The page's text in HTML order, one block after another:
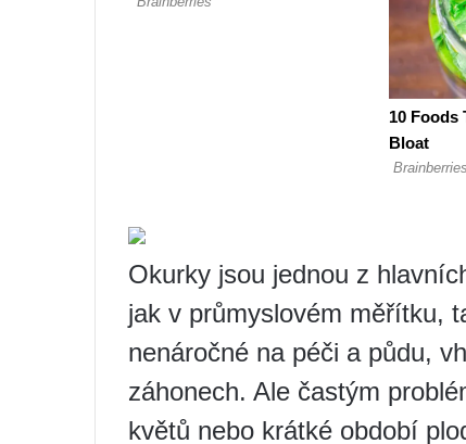
Okurky jsou jednou z
jak v průmyslovém měřítku,
nenáročné na péči a půdu,
záhonech. Ale častým
květů nebo krátké období